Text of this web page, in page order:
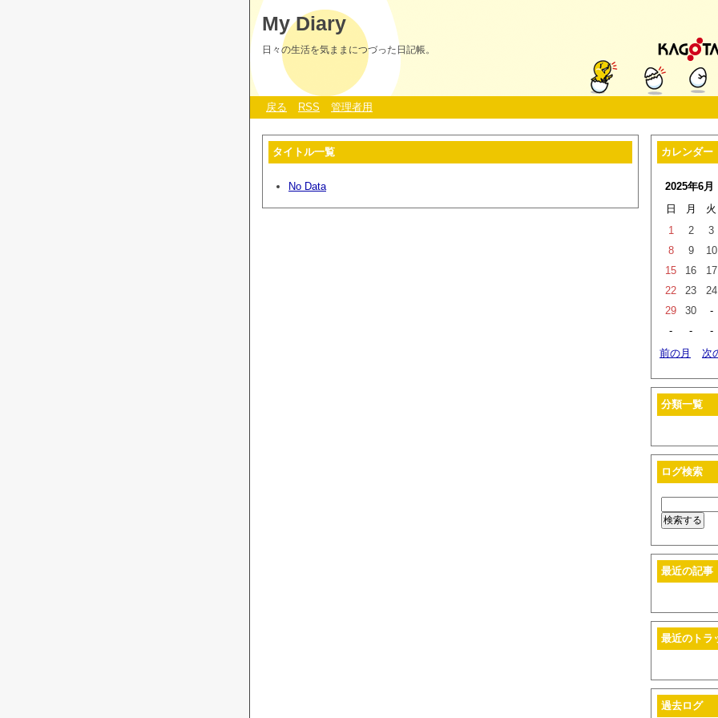
My Diary
日々の生活を気ままにつづった日記帳。
戻る RSS 管理者用
タイトル一覧
No Data
カレンダー
2025年6月
日
月 火
1
2 3
8
9 10
15
16 17
22
23 24
29
30 -
-
- -
前の月
次
分類一覧
ログ検索
最近の記事
最近のトラ
過去ログ